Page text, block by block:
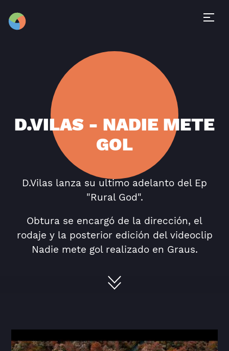
D.VILAS - NADIE METE
GOL
D.Vilas lanza su ultimo adelanto del Ep
"Rural God".
Obtura se encargó de la dirección, el
rodaje y la posterior edición del videoclip
Nadie mete gol realizado en Graus.